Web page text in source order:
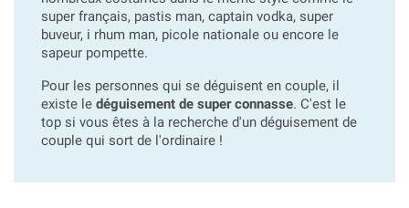
super français, pastis man, captain vodka, super
buveur, i rhum man, picole nationale ou encore le
sapeur pompette.
Pour les personnes qui se déguisent en couple, il
existe le déguisement de super connasse. C'est le
top si vous êtes à la recherche d'un déguisement de
couple qui sort de l'ordinaire !